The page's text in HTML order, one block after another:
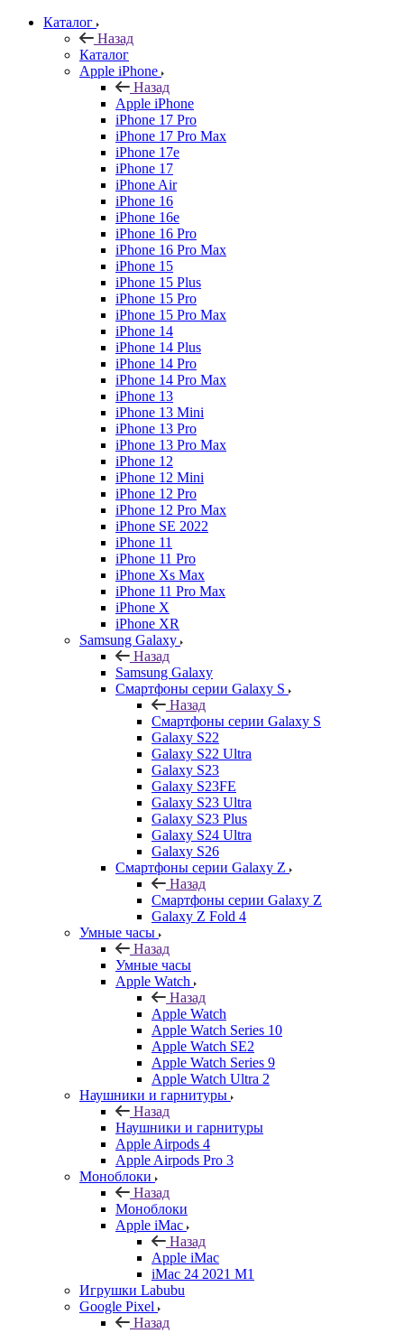
Каталог
Назад
Каталог
Apple iPhone
Назад
Apple iPhone
iPhone 17 Pro
iPhone 17 Pro Max
iPhone 17e
iPhone 17
iPhone Air
iPhone 16
iPhone 16e
iPhone 16 Pro
iPhone 16 Pro Max
iPhone 15
iPhone 15 Plus
iPhone 15 Pro
iPhone 15 Pro Max
iPhone 14
iPhone 14 Plus
iPhone 14 Pro
iPhone 14 Pro Max
iPhone 13
iPhone 13 Mini
iPhone 13 Pro
iPhone 13 Pro Max
iPhone 12
iPhone 12 Mini
iPhone 12 Pro
iPhone 12 Pro Max
iPhone SE 2022
iPhone 11
iPhone 11 Pro
iPhone Xs Max
iPhone 11 Pro Max
iPhone X
iPhone XR
Samsung Galaxy
Назад
Samsung Galaxy
Смартфоны серии Galaxy S
Назад
Смартфоны серии Galaxy S
Galaxy S22
Galaxy S22 Ultra
Galaxy S23
Galaxy S23FE
Galaxy S23 Ultra
Galaxy S23 Plus
Galaxy S24 Ultra
Galaxy S26
Смартфоны серии Galaxy Z
Назад
Смартфоны серии Galaxy Z
Galaxy Z Fold 4
Умные часы
Назад
Умные часы
Apple Watch
Назад
Apple Watch
Apple Watch Series 10
Apple Watch SE2
Apple Watch Series 9
Apple Watch Ultra 2
Наушники и гарнитуры
Назад
Наушники и гарнитуры
Apple Airpods 4
Apple Airpods Pro 3
Моноблоки
Назад
Моноблоки
Apple iMac
Назад
Apple iMac
iMac 24 2021 M1
Игрушки Labubu
Google Pixel
Назад